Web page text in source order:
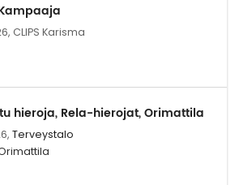
CLIPS Karisma
hieroja, Rela-hierojat, Orimattila
Terveystalo